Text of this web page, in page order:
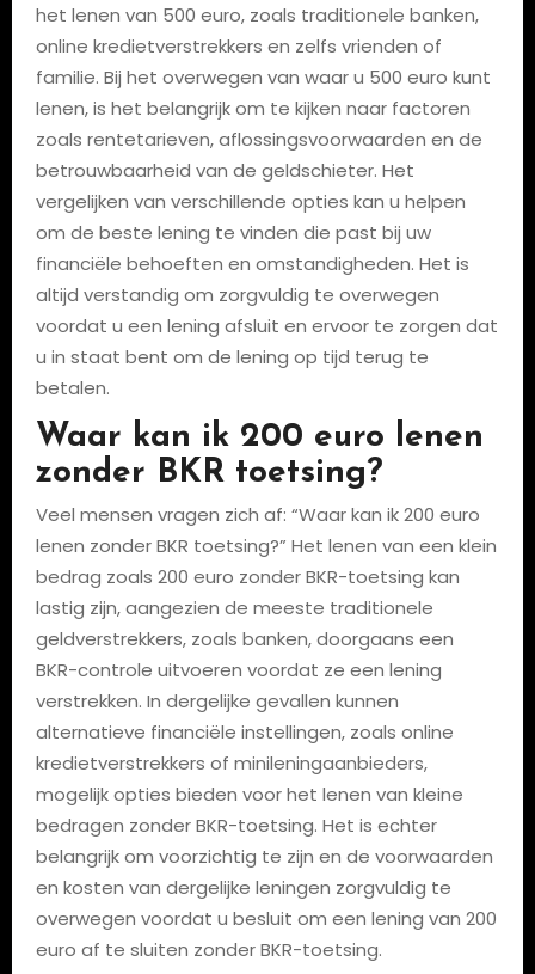
het lenen van 500 euro, zoals traditionele banken,
online kredietverstrekkers en zelfs vrienden of
familie. Bij het overwegen van waar u 500 euro kunt
lenen, is het belangrijk om te kijken naar factoren
zoals rentetarieven, aflossingsvoorwaarden en de
betrouwbaarheid van de geldschieter. Het
vergelijken van verschillende opties kan u helpen
om de beste lening te vinden die past bij uw
financiële behoeften en omstandigheden. Het is
altijd verstandig om zorgvuldig te overwegen
voordat u een lening afsluit en ervoor te zorgen dat
u in staat bent om de lening op tijd terug te
betalen.
Waar kan ik 200 euro lenen
zonder BKR toetsing?
Veel mensen vragen zich af: “Waar kan ik 200 euro
lenen zonder BKR toetsing?” Het lenen van een klein
bedrag zoals 200 euro zonder BKR-toetsing kan
lastig zijn, aangezien de meeste traditionele
geldverstrekkers, zoals banken, doorgaans een
BKR-controle uitvoeren voordat ze een lening
verstrekken. In dergelijke gevallen kunnen
alternatieve financiële instellingen, zoals online
kredietverstrekkers of minileningaanbieders,
mogelijk opties bieden voor het lenen van kleine
bedragen zonder BKR-toetsing. Het is echter
belangrijk om voorzichtig te zijn en de voorwaarden
en kosten van dergelijke leningen zorgvuldig te
overwegen voordat u besluit om een lening van 200
euro af te sluiten zonder BKR-toetsing.